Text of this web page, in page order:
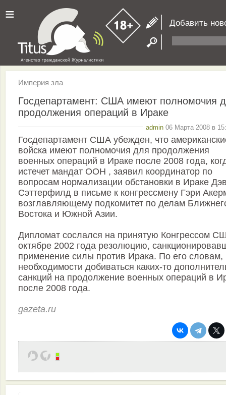
≡ Добавить
Империя зла
Госдепартамент: США имеют полномочия
продолжения операций в Ираке
admin 06 Марта 2008 в
Госдепартамент США убежден, что
войска имеют полномочия для продолжения
военных операций в Ираке после 2008 года,
истечет мандат ООН , заявил координатор по
вопросам нормализации обстановки в Ираке
Сэттерфилд в письме к конгрессмену Гэри
возглавляющему подкомитет по делам
Востока и Южной Азии.
Дипломат сослался на принятую Конгрессом
октябре 2002 года резолюцию,
применение силы против Ирака. По его словам,
необходимости добиваться каких-то
санкций на продолжение военных операций в
после 2008 года.
gazeta.ru